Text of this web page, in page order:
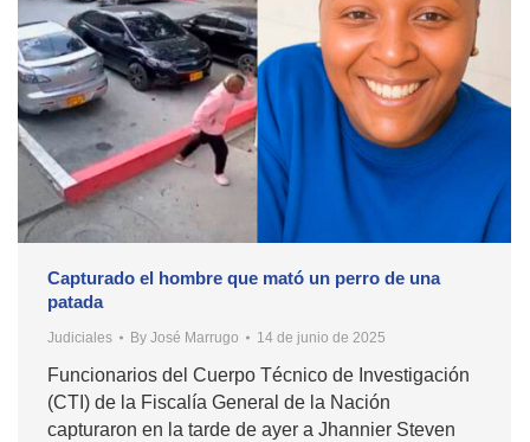
Capturado el hombre que mató un perro de una
patada
Judiciales By José Marrugo 14 de junio de 2025
Funcionarios del Cuerpo Técnico de Investigación
(CTI) de la Fiscalía General de la Nación
capturaron en la tarde de ayer a Jhannier Steven